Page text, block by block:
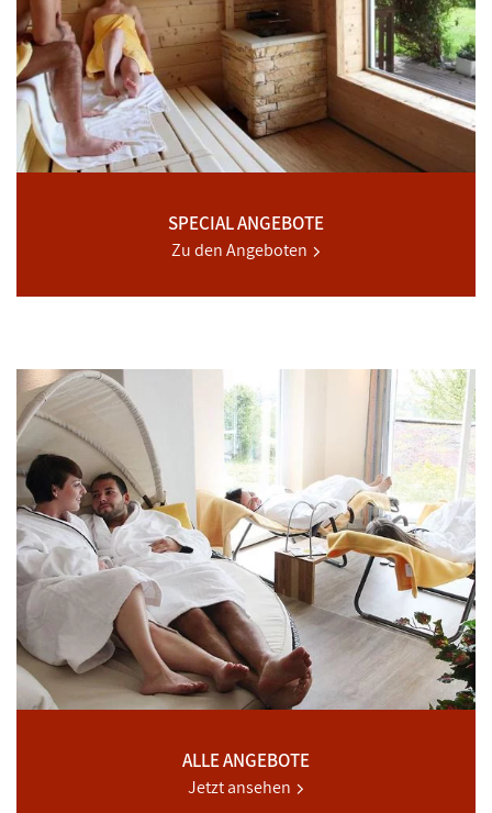
SPECIAL ANGEBOTE
Zu den Angeboten
ALLE ANGEBOTE
Jetzt ansehen